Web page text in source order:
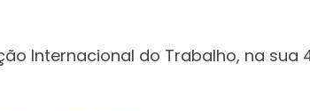
Internacional do Trabalho, na sua